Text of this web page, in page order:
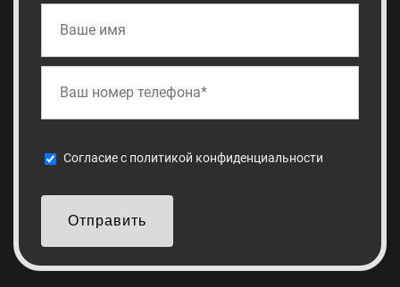
Cогласие с политикой конфиденциальности
Отправить